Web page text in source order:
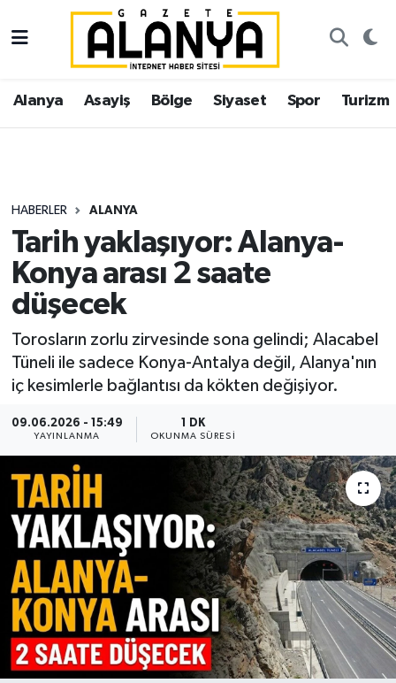
Alanya Asayiş Bölge Siyaset Spor Turizm
HABERLER ALANYA
Tarih yaklaşıyor: Alanya-
Konya arası 2 saate
düşecek
Torosların zorlu zirvesinde sona gelindi; Alacabel
Tüneli ile sadece Konya-Antalya değil, Alanya'nın
iç kesimlerle bağlantısı da kökten değişiyor.
09.06.2026 - 15:49
YAYINLANMA
1 DK
OKUNMA SÜRESI
Alanya
Asayiş
Siyaset
Spor
Turizm
Ekonomi
Gazipaşa
İstanbul Nöbetçi Eczaneler
İstanbul Hava Durumu
Süper Lig Puan Durumu ve Fikstür
Tüm Manşetler
Son Dakika Haberleri
Haber Arşivi